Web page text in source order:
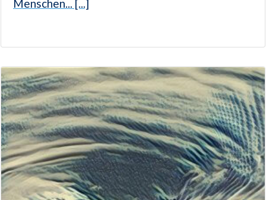
Menschen... [...]